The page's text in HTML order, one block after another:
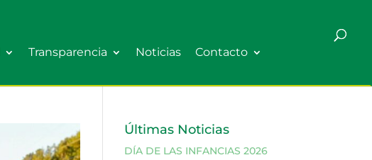
Transparencia Noticias Contacto
Últimas Noticias
DÍA DE LAS INFANCIAS 2026